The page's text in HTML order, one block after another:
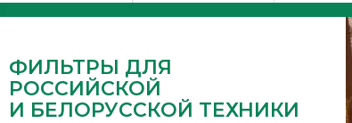
ФИЛЬТРЫ ДЛЯ
РОССИЙСКОЙ
И БЕЛОРУССКОЙ ТЕХНИКИ